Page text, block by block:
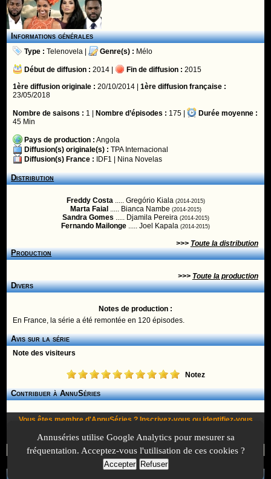
Informations générales
Type :Telenovela | Genre(s) : Mélo
Début de diffusion : 2014 | Fin de diffusion : 2015
1ère diffusion originale : 20/10/2014 |1ère diffusion française :
23/05/2018
Nombre de saisons : 1 | Nombre d’épisodes : 175 |
Durée moyenne :
45 Min
Pays de production : Angola
Diffusion(s) originale(s) : TPA Internacional
Diffusion(s) France :
IDF1 Nina Novelas
Distribution
Freddy Costa..... Gregório Kiala (2014-2015)
Marta Faial ..... Bianca Nambe (2014-2015)
Sandra Gomes ..... Djamila Pereira (2014-2015)
Fernando Mailonge ..... Joel Kapala (2014-2015)
>>> Toute la distribution
Production
>>> Toute la production
Divers
Notes de production :
En France, la série a été remontée en 120 épisodes.
Avis sur la série
Note des visiteurs
Notez
Contribuer à AnnuSéries
Vous êtes membre d'AnnuSéries ? Inscrivez-vous ou identifiez-vous
série !
Annuséries utilise Google Analytics pour mesurer sa
fréquentation. Acceptez-vous l'utilisation de ces cookies ?
Accepter Refuser